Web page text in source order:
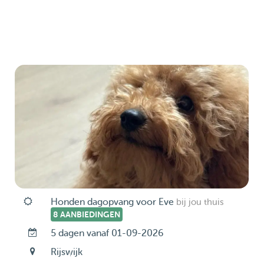
Honden dagopvang voor Eve bij jou thuis
8 AANBIEDINGEN
5 dagen vanaf 01-09-2026
Rijswijk